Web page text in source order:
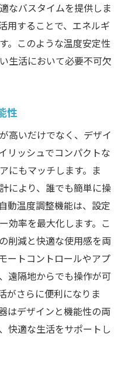
なバスタイムを提供しま
用することで、エネルギ
。このような温度安定性
生活において必要不可欠
性
高いだけでなく、デザイ
リッシュでコンパクトな
にもマッチします。ま
により、誰でも簡単に操
動温度調整機能は、設定
効率を最大化します。こ
削減と快適な使用感を両
ートコントロールやアプ
遠隔地からでも操作が可
がさらに便利になりま
はデザインと機能性の両
快適な生活をサポートし